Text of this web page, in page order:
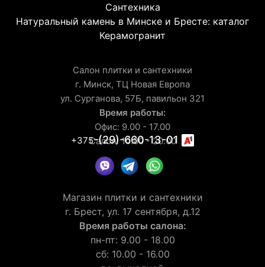
Сантехника
Натуральный камень в Минске и Бресте: каталог
Керамогранит
Салон плитки и сантехники
г. Минск, ТЦ Новая Европа
ул. Сурганова, 57Б, павильон 321
Время работы:
Офис: 9.00 - 17.00
Салон: 10.00 - 20.00
+375-(29)-660-13-01
Магазин плитки и сантехники
г. Брест, ул. 17 сентября, д.12
Время работы салона:
пн-пт: 9.00 - 18.00
сб: 10.00 - 16.00